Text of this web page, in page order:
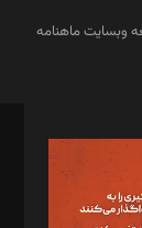
وبسایت ماهنامه